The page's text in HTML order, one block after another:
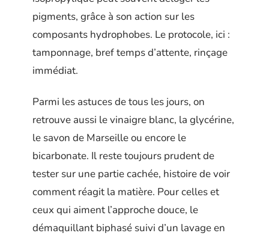
pigments, grâce à son action sur les
composants hydrophobes. Le protocole, ici :
tamponnage, bref temps d’attente, rinçage
immédiat.
Parmi les astuces de tous les jours, on
retrouve aussi le vinaigre blanc, la glycérine,
le savon de Marseille ou encore le
bicarbonate. Il reste toujours prudent de
tester sur une partie cachée, histoire de voir
comment réagit la matière. Pour celles et
ceux qui aiment l’approche douce, le
démaquillant biphasé suivi d’un lavage en